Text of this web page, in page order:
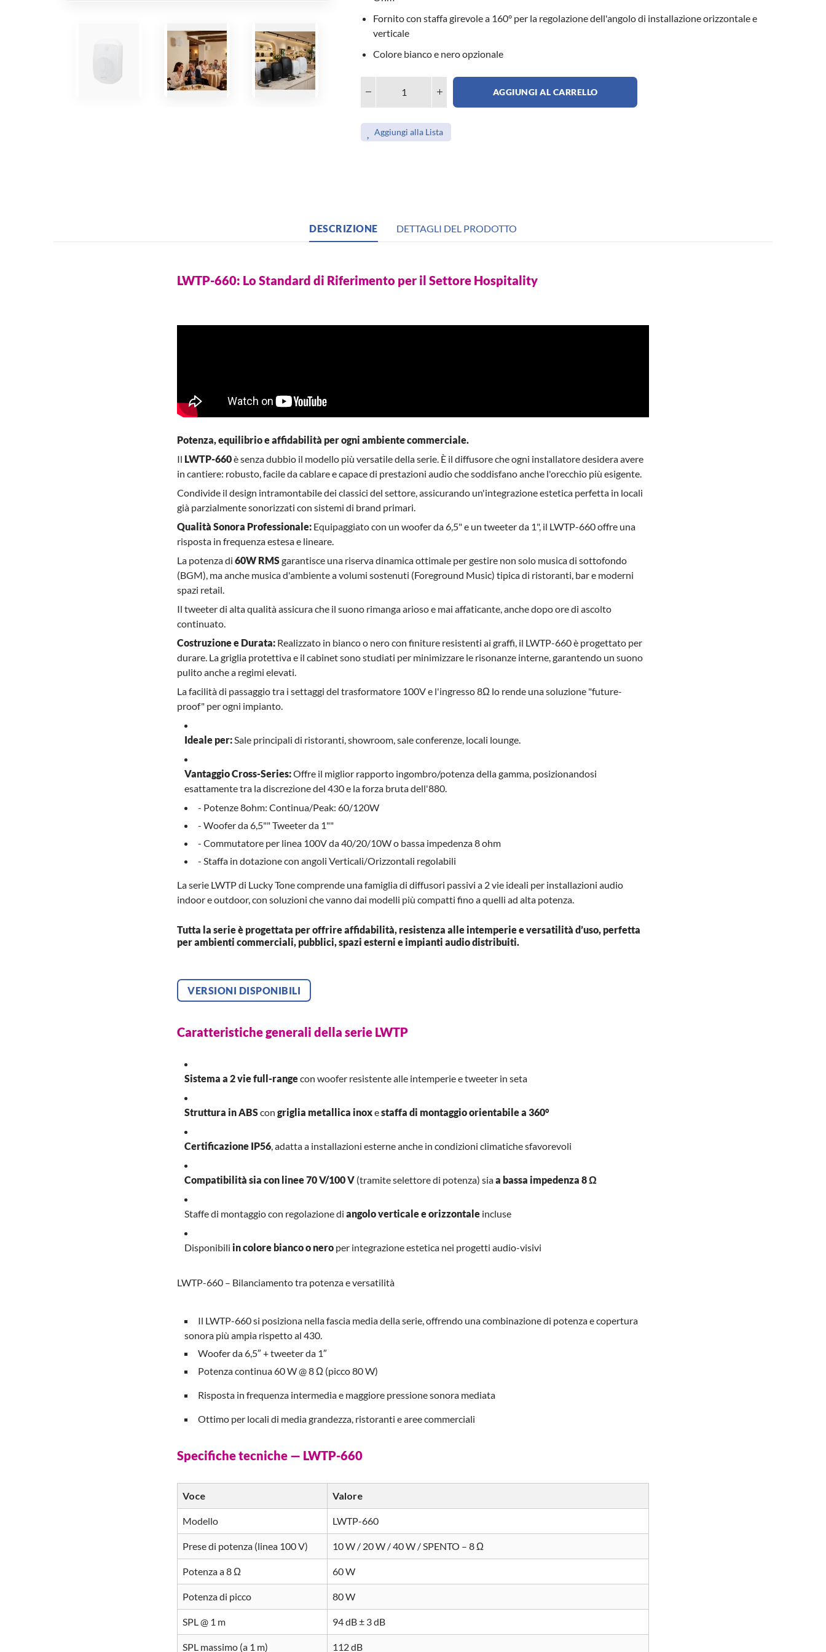
Fornito con staffa girevole a 160° per la regolazione dell'angolo di installazione orizzontale e
verticale
Colore bianco e nero opzionale
AGGIUNGI AL CARRELLO
Aggiungi alla Lista
DESCRIZIONE DETTAGLI DEL PRODOTTO
LWTP-660: Lo Standard di Riferimento per il Settore Hospitality
Potenza, equilibrio e affidabilità per ogni ambiente commerciale.
Il LWTP-660è senza dubbio il modello più versatile della serie. È il diffusore che ogni installatore desidera avere
in cantiere: robusto, facile da cablare e capace di prestazioni audio che soddisfano anche l'orecchio più esigente.
Condivide il design intramontabile dei classici del settore, assicurando un'integrazione estetica perfetta in locali
già parzialmente sonorizzati con sistemi di brand primari.
Qualità Sonora Professionale: Equipaggiato con un woofer da 6,5" e un tweeter da 1", il LWTP-660 offre una
risposta in frequenza estesa e lineare.
La potenza di 60W RMSgarantisce una riserva dinamica ottimale per gestire non solo musica di sottofondo
(BGM), ma anche musica d'ambiente a volumi sostenuti (Foreground Music) tipica di ristoranti, bar e moderni
spazi retail.
Il tweeter di alta qualità assicura che il suono rimanga arioso e mai affaticante, anche dopo ore di ascolto
continuato.
Costruzione e Durata: Realizzato in bianco o nero con finiture resistenti ai graffi, il LWTP-660 è progettato per
durare. La griglia protettiva e il cabinet sono studiati per minimizzare le risonanze interne, garantendo un suono
pulito anche a regimi elevati.
La facilità di passaggio tra i settaggi del trasformatore 100V e l'ingresso 8Ω lo rende una soluzione "future-
proof" per ogni impianto.
Ideale per: Sale principali di ristoranti, showroom, sale conferenze, locali lounge.
Vantaggio Cross-Series:Offre il miglior rapporto ingombro/potenza della gamma, posizionandosi
esattamente tra la discrezione del 430 e la forza bruta dell'880.
- Potenze 8ohm: Continua/Peak: 60/120W
- Woofer da 6,5"" Tweeter da 1""
- Commutatore per linea 100V da 40/20/10W o bassa impedenza 8 ohm
- Staffa in dotazione con angoli Verticali/Orizzontali regolabili
La serie LWTP di Lucky Tone comprende una famiglia di diffusori passivi a 2 vie ideali per installazioni audio
indoor e outdoor, con soluzioni che vanno dai modelli più compatti fino a quelli ad alta potenza.
Tutta la serie è progettata per offrire affidabilità, resistenza alle intemperie e versatilità d’uso, perfetta
per ambienti commerciali, pubblici, spazi esterni e impianti audio distribuiti.
VERSIONI DISPONIBILI
Caratteristiche generali della serie LWTP
Sistema a 2 vie full-rangecon woofer resistente alle intemperie e tweeter in seta
Struttura in ABScon griglia metallica inoxestaffa di montaggio orientabile a 360°
Certificazione IP56 , adatta a installazioni esterne anche in condizioni climatiche sfavorevoli
Compatibilità sia con linee 70 V/100 V (tramite selettore di potenza) siaa bassa impedenza 8 Ω
Staffe di montaggio con regolazione di angolo verticale e orizzontale incluse
Disponibili in colore bianco o nero per integrazione estetica nei progetti audio-visivi
LWTP-660 – Bilanciamento tra potenza e versatilità
Il LWTP-660 si posiziona nella fascia media della serie, offrendo una combinazione di potenza e copertura
sonora più ampia rispetto al 430.
Woofer da 6,5″ + tweeter da 1″
Potenza continua 60 W @ 8 Ω (picco 80 W)
Risposta in frequenza intermedia e maggiore pressione sonora mediata
Ottimo per locali di media grandezza, ristoranti e aree commerciali
Specifiche tecniche — LWTP-660
Voce Valore
Modello LWTP-660
Prese di potenza (linea 100 V) 10 W / 20 W / 40 W / SPENTO – 8 Ω
Potenza a 8 Ω 60 W
Potenza di picco 80 W
SPL @ 1 m 94 dB ± 3 dB
SPL massimo (a 1 m) 112 dB